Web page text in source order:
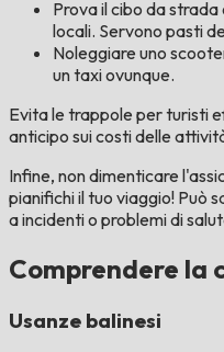
Prova il cibo da
locali. Servono pasti
Noleggiare uno
un taxi ovunque.
Evita le trappole per turisti
anticipo sui costi delle
Infine, non dimenticare
pianifichi il tuo viaggio! Può
a incidenti o problemi di
Comprendere la
Usanze balinesi